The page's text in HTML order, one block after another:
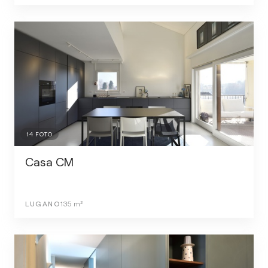
14 FOTO
Casa CM
LUGANO135 m²